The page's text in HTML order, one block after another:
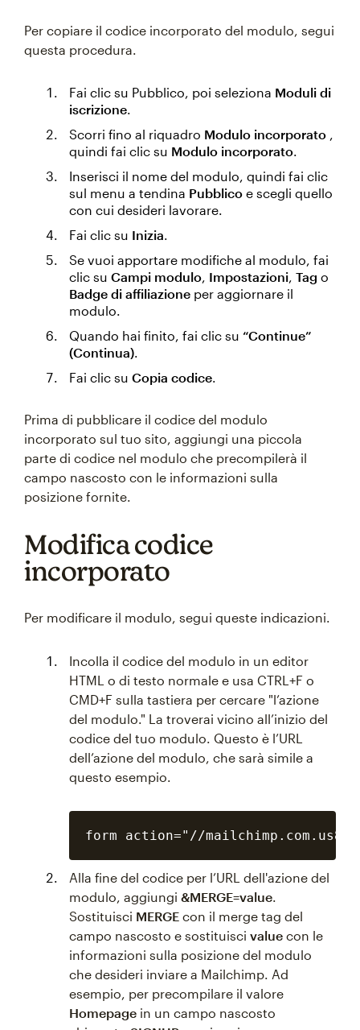
Per copiare il codice incorporato del modulo, segui
questa procedura.
Fai clic su Pubblico, poi seleziona Moduli di
iscrizione
Scorri fino al riquadro Modulo incorporato
quindi fai clic su Modulo incorporato
Inserisci il nome del modulo, quindi fai clic
sul menu a tendina Pubblico e scegli quello
con cui desideri lavorare.
Fai clic su Inizia
Se vuoi apportare modifiche al modulo, fai
clic su Campi modulo Impostazioni Tag o
Badge di affiliazione per aggiornare il
modulo.
Quando hai finito, fai clic su “Continue”
(Continua)
Fai clic su Copia codice
Prima di pubblicare il codice del modulo
incorporato sul tuo sito, aggiungi una piccola
parte di codice nel modulo che precompilerà il
campo nascosto con le informazioni sulla
posizione fornite.
Modifica codice
incorporato
Per modificare il modulo, segui queste indicazioni.
Incolla il codice del modulo in un editor
HTML o di testo normale e usa CTRL+F o
CMD+F sulla tastiera per cercare "l’azione
del modulo." La troverai vicino all’inizio del
codice del tuo modulo. Questo è l’URL
dell’azione del modulo, che sarà simile a
questo esempio.
Alla fine del codice per l’URL dell'azione del
modulo, aggiungi &MERGE=value
Sostituisci MERGE con il merge tag del
campo nascosto e sostituisci value con le
informazioni sulla posizione del modulo
che desideri inviare a Mailchimp. Ad
esempio, per precompilare il valore
Homepage in un campo nascosto